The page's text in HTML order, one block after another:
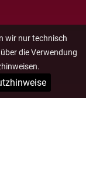
wir nur technisch
die Verwendung